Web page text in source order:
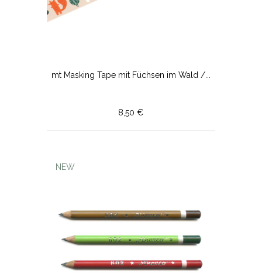
mt Masking Tape mit Füchsen im Wald /...
8,50 €
NEW